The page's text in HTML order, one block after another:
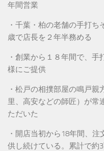
年間営業
・千葉・柏の老舗の手打ち
歳で店長を２年半務める
・創業から１８年間で、手
様にご提供
・松戸の相撲部屋の鳴戸
里、高安などの師匠）が常
ただいた
・開店当初から18年間、
供し続けている。累計で約